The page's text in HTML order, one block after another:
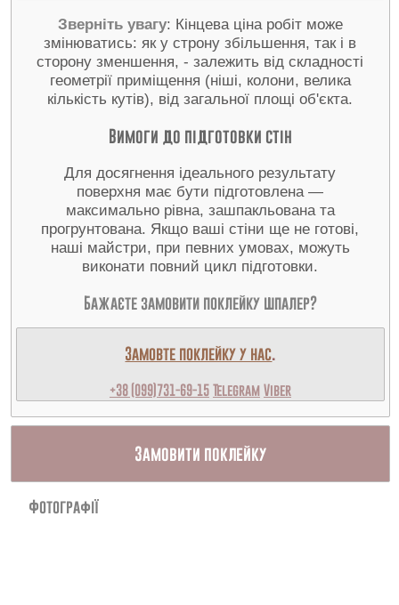
Зверніть увагу: Кінцева ціна робіт може
змінюватись: як у строну збільшення, так і в
сторону зменшення, - залежить від складності
геометрії приміщення (ніші, колони, велика
кількість кутів), від загальної площі об'єкта.
Вимоги до підготовки стін
Для досягнення ідеального результату
поверхня має бути підготовлена —
максимально рівна, зашпакльована та
прогрунтована. Якщо ваші стіни ще не готові,
наші майстри, при певних умовах, можуть
виконати повний цикл підготовки.
Бажаєте замовити поклейку шпалер?
Замовте поклейку у нас.
+38 (099)731-69-15TelegramViber
Замовити поклейку
Фотографії